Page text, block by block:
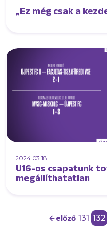
„Ez még csak a
2024.03.18
U16-os csapatunk
megállíthatatlan
előző 131 132